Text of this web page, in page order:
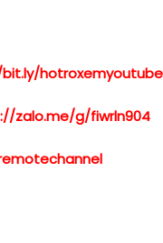
zalo.me/g/fiwrln904